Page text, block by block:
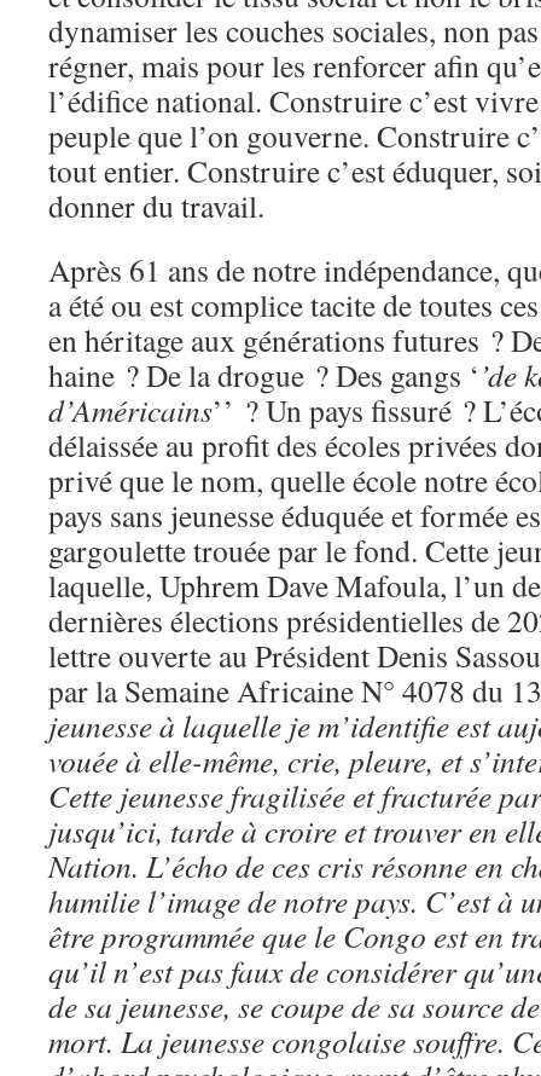
dynamiser les couches sociales, non
régner, mais pour les renforcer afin
l’édifice national. Construire c’est
peuple que l’on gouverne. Construire
tout entier. Construire c’est éduquer,
donner du travail.
Après 61 ans de notre indépendance,
a été ou est complice tacite de toutes
en héritage aux générations futures ?
haine ? De la drogue ? Des gangs ‘’de
d’Américains’’ ? Un pays fissuré ?
délaissée au profit des écoles privées
privé que le nom, quelle école notre
pays sans jeunesse éduquée et formée
gargoulette trouée par le fond. Cette
laquelle, Uphrem Dave Mafoula, l’un
dernières élections présidentielles de
lettre ouverte au Président Denis
par la Semaine Africaine N° 4078 du
jeunesse à laquelle je m’identifie est
vouée à elle-même, crie, pleure, et
Cette jeunesse fragilisée et fracturée
jusqu’ici, tarde à croire et trouver en
Nation. L’écho de ces cris résonne en
humilie l’image de notre pays. C’est à
être programmée que le Congo est en
qu’il n’est pas faux de considérer
de sa jeunesse, se coupe de sa source
mort. La jeunesse congolaise souffre.